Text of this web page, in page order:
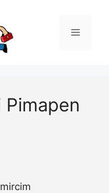
Menü
Pimapen